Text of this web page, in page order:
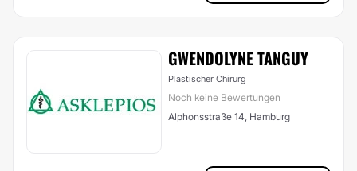
GWENDOLYNE TANGUY
Plastischer Chirurg
Noch keine Bewertungen
Alphonsstraße 14, Hamburg